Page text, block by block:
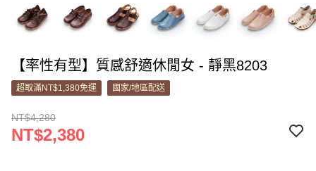
【率性有型】質感舒適休閒女 - 靜黑8203
超取滿NT$1,380免運 國家/地區配送
NT$4,280
NT$2,380